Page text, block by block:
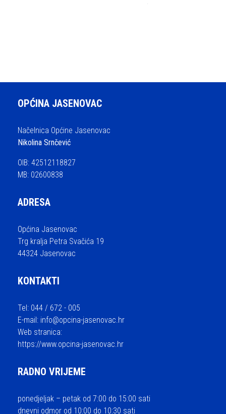
OPĆINA JASENOVAC
Načelnica Općine Jasenovac
Nikolina Srnčević
OIB: 42512118827
MB: 02600838
ADRESA
Općina Jasenovac
Trg kralja Petra Svačića 19
44324 Jasenovac
KONTAKTI
Tel: 044 / 672 - 005
E-mail: info@opcina-jasenovac.hr
Web stranica:
https://www.opcina-jasenovac.hr
RADNO VRIJEME
ponedjeljak – petak od 7:00 do 15:00 sati
dnevni odmor od 10:00 do 10:30 sati